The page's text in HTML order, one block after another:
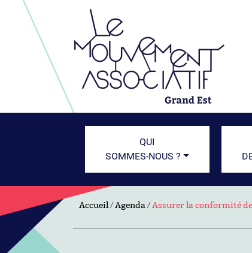
QUI
SOMMES-NOUS ?
Accueil Agenda Assurer la conformité